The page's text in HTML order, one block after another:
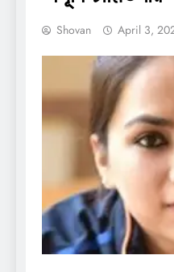
Shovan April 3,